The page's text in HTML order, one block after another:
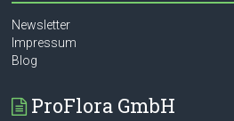
Newsletter
Impressum
Blog
ProFlora GmbH